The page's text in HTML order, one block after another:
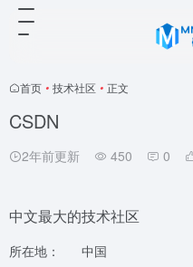
首页 • 技术社区 • 正文
CSDN
2年前更新 450 0
中文最大的技术社区
所在地：
中国